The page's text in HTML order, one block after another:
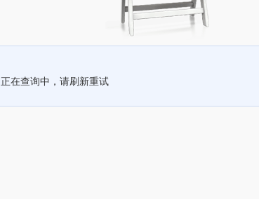
正在查询中，请刷新重试